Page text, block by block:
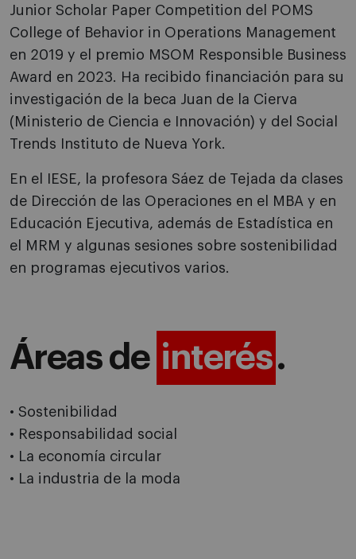
Junior Scholar Paper Competition del POMS
College of Behavior in Operations Management
en 2019 y el premio MSOM Responsible Business
Award en 2023. Ha recibido financiación para su
investigación de la beca Juan de la Cierva
(Ministerio de Ciencia e Innovación) y del Social
Trends Instituto de Nueva York.
En el IESE, la profesora Sáez de Tejada da clases
de Dirección de las Operaciones en el MBA y en
Educación Ejecutiva, además de Estadística en
el MRM y algunas sesiones sobre sostenibilidad
en programas ejecutivos varios.
Áreas de interés.
• Sostenibilidad
• Responsabilidad social
• La economía circular
• La industria de la moda